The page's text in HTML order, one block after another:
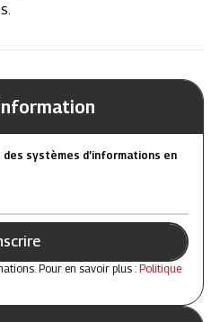
systèmes d’informations en
Pour en savoir plus : Politique